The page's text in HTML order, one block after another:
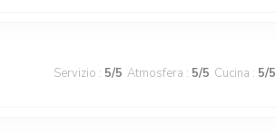
Servizio : 5/5 Atmosfera : 5/5 Cucina : 5/5